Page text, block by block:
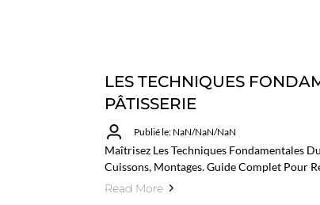
LES TECHNIQUES
PÂTISSERIE
Publié le: NaN/NaN/NaN
Maîtrisez Les Techniques Fondamentales
Cuissons, Montages. Guide Complet Pour
Read More